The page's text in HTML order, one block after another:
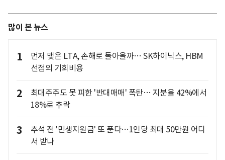
많이 본 뉴스
1
먼저 맺은 LTA, 손해로 돌아올까… SK하이닉스, HBM
선점의 기회비용
2
최대주주도 못 피한 '반대매매' 폭탄… 지분율 42%에서
18%로 추락
3
추석 전 '민생지원금' 또 푼다…1인당 최대 50만원 어디
서 받나